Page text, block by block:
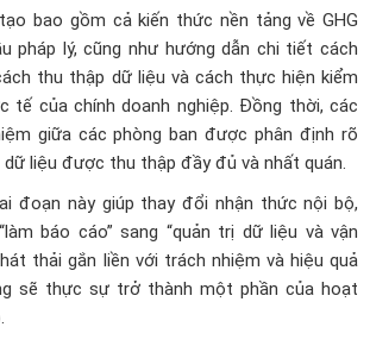
bao gồm cả kiến thức nền tảng về GHG
pháp lý, cũng như hướng dẫn chi tiết cách
thu thập dữ liệu và cách thực hiện kiểm
tế của chính doanh nghiệp. Đồng thời, các
giữa các phòng ban được phân định rõ
dữ liệu được thu thập đầy đủ và nhất quán.
đoạn này giúp thay đổi nhận thức nội bộ,
báo cáo” sang “quản trị dữ liệu và vận
thải gắn liền với trách nhiệm và hiệu quả
sẽ thực sự trở thành một phần của hoạt